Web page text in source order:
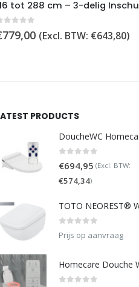
779,00 (Excl. BTW: €643,80)
PRODUCTS
€694,95 (Excl. BTW:
€574,34)
Prijs op aanvraag